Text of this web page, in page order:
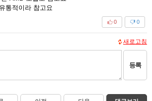
통적이라 참고요
0
0
새로고침
등록